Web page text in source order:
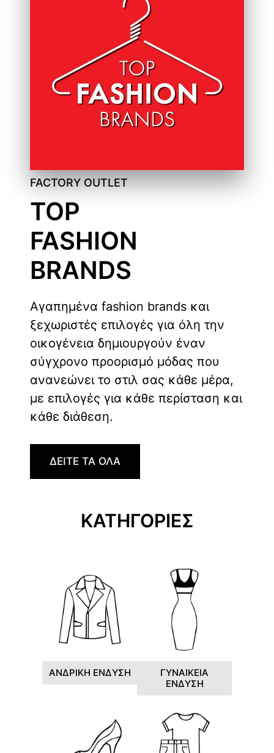
FACTORY OUTLET
TOP
FASHION
BRANDS
Αγαπημένα fashion brands και
ξεχωριστές επιλογές για όλη την
οικογένεια δημιουργούν έναν
σύγχρονο προορισμό μόδας που
ανανεώνει το στιλ σας κάθε μέρα,
με επιλογές για κάθε περίσταση και
κάθε διάθεση.
ΔΕΙΤΕ ΤΑ ΟΛΑ
ΚΑΤΗΓΟΡΙΕΣ
ΑΝΔΡΙΚΗ ΕΝΔΥΣΗ
ΓΥΝΑΙΚΕΙΑ
ΕΝΔΥΣΗ